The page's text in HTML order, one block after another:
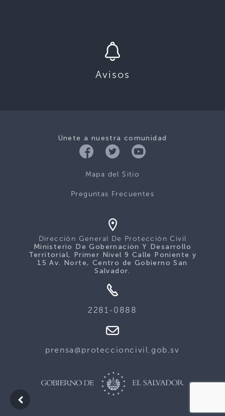
Avisos
Únete a nuestra comunidad
Mapa del Sitio
Preguntas Frecuentes
Dirección General De Protección Civil
Ministerio De Gobernación Y Desarrollo
Territorial, Primer Nivel 9 Calle Poniente y
15 Av. Norte, Centro de Gobierno San
Salvador.
2281-0888
prensa@proteccioncivil.gob.sv